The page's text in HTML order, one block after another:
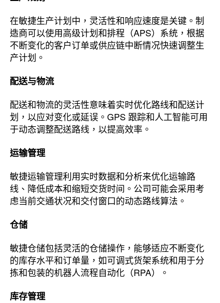
在敏捷生产计划中，灵活性和响应速度是关键。制
造商可以使用高级计划和排程（APS）系统，根据
不断变化的客户订单或供应链中断情况快速调整生
产计划。
配送与物流
配送和物流的灵活性意味着实时优化路线和配送计
划，以应对变化或延误。GPS 跟踪和人工智能可用
于动态调整配送路线，以提高效率。
运输管理
敏捷运输管理利用实时数据和分析来优化运输路
线、降低成本和缩短交货时间。公司可能会采用考
虑当前交通状况和交付窗口的动态路线算法。
仓储
敏捷仓储包括灵活的仓储操作，能够适应不断变化
的库存水平和订单量，如可调式货架系统和用于分
拣和包装的机器人流程自动化（RPA）。
库存管理